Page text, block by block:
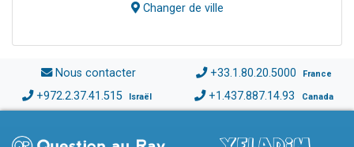
Changer de ville
Nous contacter +33.1.80.20.5000 France
+972.2.37.41.515 Israël +1.437.887.14.93 Canada